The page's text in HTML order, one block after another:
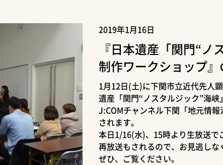
2019年1月16日
『日本遺産「関門“ノ
制作ワークショップ
1月12日(土)に下関市立近代先人
遺産「関門“ノスタルジック”海
J:COMチャンネル下関「地元情
されます。
本日1/16(水)、15時より生放送で
再放送もされるので、お見逃しな
ぜひ、ご覧ください。